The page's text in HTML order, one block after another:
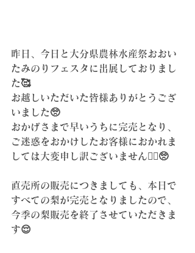
昨日、今日と大分県農林水産祭おおい
たみのりフェスタに出展しておりまし
た🥰
お越しいただいた皆様ありがとうござ
いました🥺
おかげさまで早いうちに完売となり、
ご迷惑をおかけしたお客様におかれま
しては大変申し訳ございません🙇‍♀️🥺
直売所の販売につきましても、本日で
すべての梨が完売となりましたので、
今季の梨販売を終了させていただきま
す😌